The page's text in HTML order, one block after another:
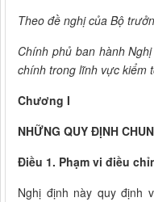
Theo đề nghị của Bộ
Chính phủ ban hành
chính trong lĩnh vực kiểm
Chương I
NHỮNG QUY ĐỊNH
Điều 1. Phạm vi điều
Nghị định này quy định